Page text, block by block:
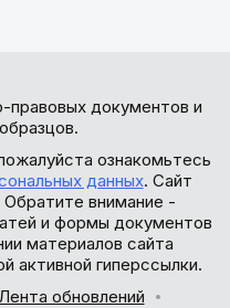
документов и
ознакомьтесь
данных. Сайт
Обратите внимание -
и формы документов
материалов сайта
активной гиперссылки.
Лента обновлений